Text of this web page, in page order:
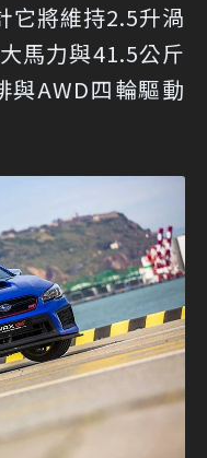
它將維持2.5升渦
馬力與41.5公斤
與AWD四輪驅動